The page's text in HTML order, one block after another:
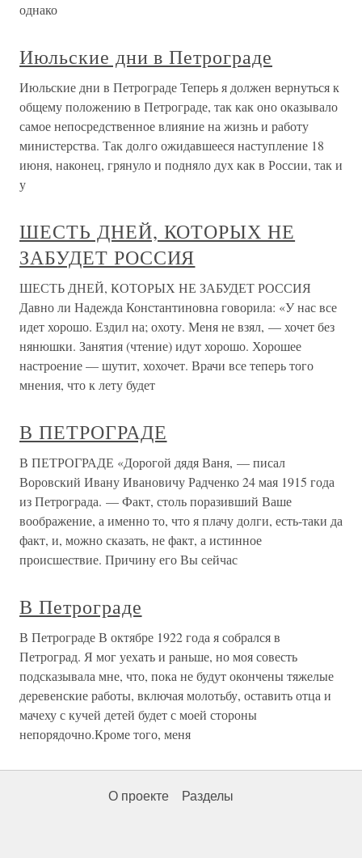
однако
Июльские дни в Петрограде
Июльские дни в Петрограде Теперь я должен вернуться к
общему положению в Петрограде, так как оно оказывало
самое непосредственное влияние на жизнь и работу
министерства. Так долго ожидавшееся наступление 18
июня, наконец, грянуло и подняло дух как в России, так и
у
ШЕСТЬ ДНЕЙ, КОТОРЫХ НЕ
ЗАБУДЕТ РОССИЯ
ШЕСТЬ ДНЕЙ, КОТОРЫХ НЕ ЗАБУДЕТ РОССИЯ
Давно ли Надежда Константиновна говорила: «У нас все
идет хорошо. Ездил на; охоту. Меня не взял, — хочет без
нянюшки. Занятия (чтение) идут хорошо. Хорошее
настроение — шутит, хохочет. Врачи все теперь того
мнения, что к лету будет
В ПЕТРОГРАДЕ
В ПЕТРОГРАДЕ «Дорогой дядя Ваня, — писал
Воровский Ивану Ивановичу Радченко 24 мая 1915 года
из Петрограда. — Факт, столь поразивший Ваше
воображение, а именно то, что я плачу долги, есть-таки да
факт, и, можно сказать, не факт, а истинное
происшествие. Причину его Вы сейчас
В Петрограде
В Петрограде В октябре 1922 года я собрался в
Петроград. Я мог уехать и раньше, но моя совесть
подсказывала мне, что, пока не будут окончены тяжелые
деревенские работы, включая молотьбу, оставить отца и
мачеху с кучей детей будет с моей стороны
непорядочно.Кроме того, меня
О проекте Разделы